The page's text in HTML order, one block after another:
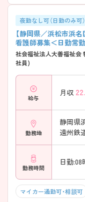
夜勤なし可（日勤のみ可）
【静岡県／浜松市浜
看護師募集＜日勤常
社会福祉法人大善福祉会
社員)
給与
月収
勤務地
静岡県
遠州鉄
勤務時間
日勤:08
マイカー通勤可・相談可